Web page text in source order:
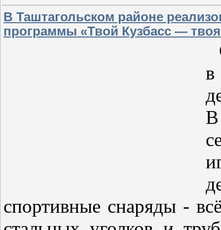
В Таштагольском районе
программы «Твой Кузбасс —
в
спортивные снаряды -